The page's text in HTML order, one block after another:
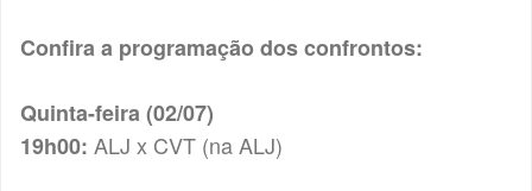
Confira a programação dos confrontos:
Quinta-feira (02/07)
19h00: ALJ x CVT (na ALJ)